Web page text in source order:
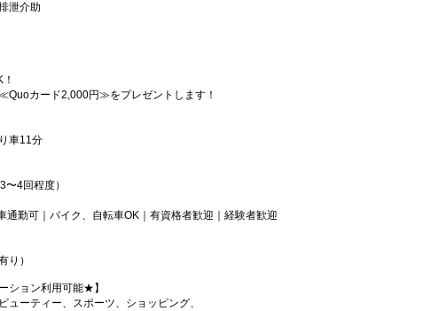
泄介助
カード2,000円≫をプレゼントします！
車11分
〜4回程度）
通勤可｜バイク、自転車OK｜有資格者歓迎｜経験者歓迎
り）
ション利用可能★】
ューティー、スポーツ、ショッピング、